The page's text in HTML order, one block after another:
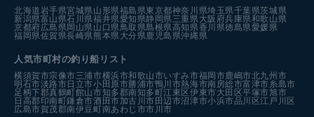
北海道岩手県宮城県山形県福島県東京都神奈川県埼玉県千葉県茨城県
新潟県富山県石川県福井県愛知県静岡県三重県大阪府兵庫県和歌山県
京都府広島県岡山県山口県鳥取県島根県高知県香川県徳島県愛媛県
福岡県佐賀県長崎県熊本県大分県鹿児島県沖縄県
人気市町村の釣り船リスト
横須賀市宗像市三浦市横浜市和歌山市いすみ市福岡市鹿嶋市北九州市
明石市淡路市 日立市小田原市勝浦市鴨川市熱海市南房総市富津市糸島市
足柄下郡真鶴町館山市知多郡南知多町江東区伊東市大田区平塚市旭市
日高郡印南町鎌倉市酒田市加古川市 田辺市沼津市小浜市品川区江戸川区
広島市賀茂郡南伊豆町南あわじ市市川市